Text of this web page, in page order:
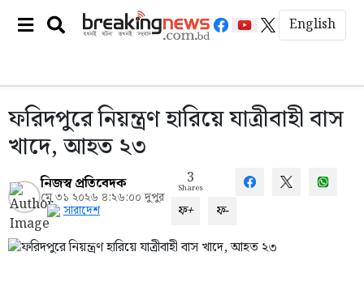
English
ফরিদপুরে নিয়ন্ত্রণ হারিয়ে যাত্রীবাহী বাস
খাদে, আহত ২৩
নিজস্ব প্রতিবেদক
মে ৩১ ২০২৬ ৪:২৬:০০ দুপুর
সারাদেশ
3
Shares
ফ+ ফ-